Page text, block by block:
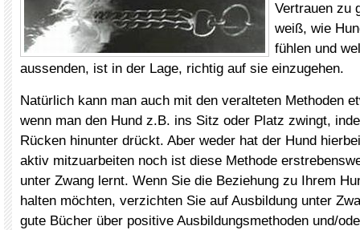
Vertrauen zu
weiß, wie
fühlen und
aussenden, ist in der Lage, richtig auf sie einzugehen.
Natürlich kann man auch mit den veralteten Methoden
wenn man den Hund z.B. ins Sitz oder Platz zwingt,
Rücken hinunter drückt. Aber weder hat der Hund
aktiv mitzuarbeiten noch ist diese Methode
unter Zwang lernt. Wenn Sie die Beziehung zu Ihrem
halten möchten, verzichten Sie auf Ausbildung unter
gute Bücher über positive Ausbildungsmethoden und/